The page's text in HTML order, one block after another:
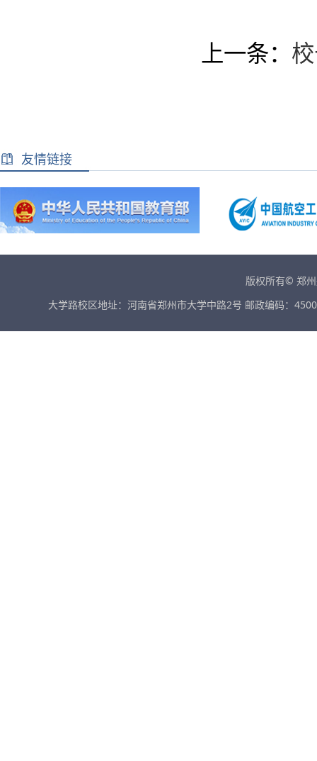
上一条：
友情链接
版权所有© 郑
大学路校区地址：河南省郑州市大学中路2号 邮政编码：